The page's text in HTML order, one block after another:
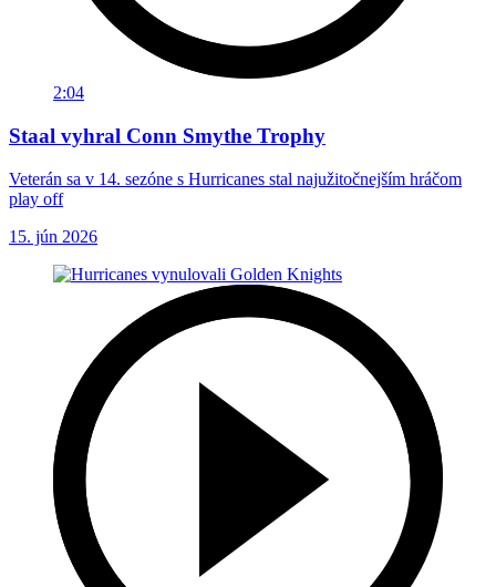
2:04
Staal vyhral Conn Smythe Trophy
Veterán sa v 14. sezóne s Hurricanes stal najužitočnejším hráčom
play off
15. jún 2026